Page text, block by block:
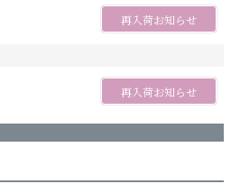
再入荷お知らせ
再入荷お知らせ